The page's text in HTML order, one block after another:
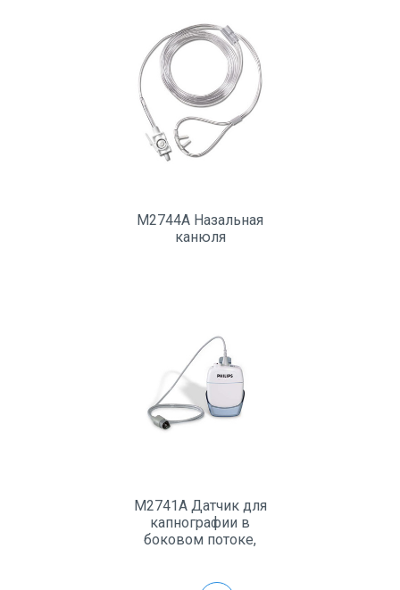
M2744A Назальная
канюля
M2741A Датчик для
капнографии в
боковом потоке,